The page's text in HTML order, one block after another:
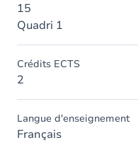
15
Quadri 1
Crédits ECTS
2
Langue d'enseignement
Français